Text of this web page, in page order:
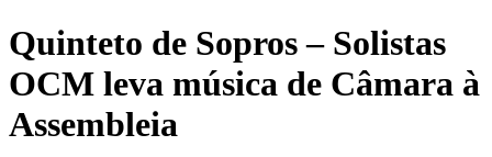
Quinteto de Sopros – Solistas
OCM leva música de Câmara à
Assembleia